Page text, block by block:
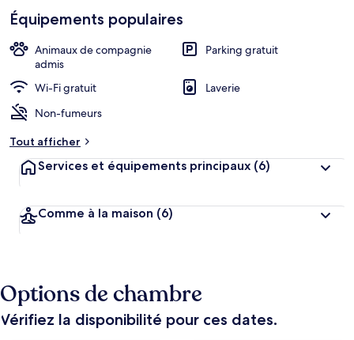
Équipements populaires
Animaux de compagnie
admis
Parking gratuit
Wi-Fi gratuit
Laverie
Non-fumeurs
Tout afficher
Services et équipements principaux (6)
Comme à la maison (6)
Options de chambre
Vérifiez la disponibilité pour ces dates.